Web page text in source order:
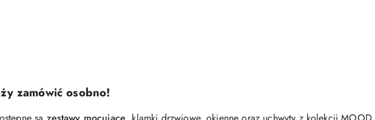
zamówić osobno!